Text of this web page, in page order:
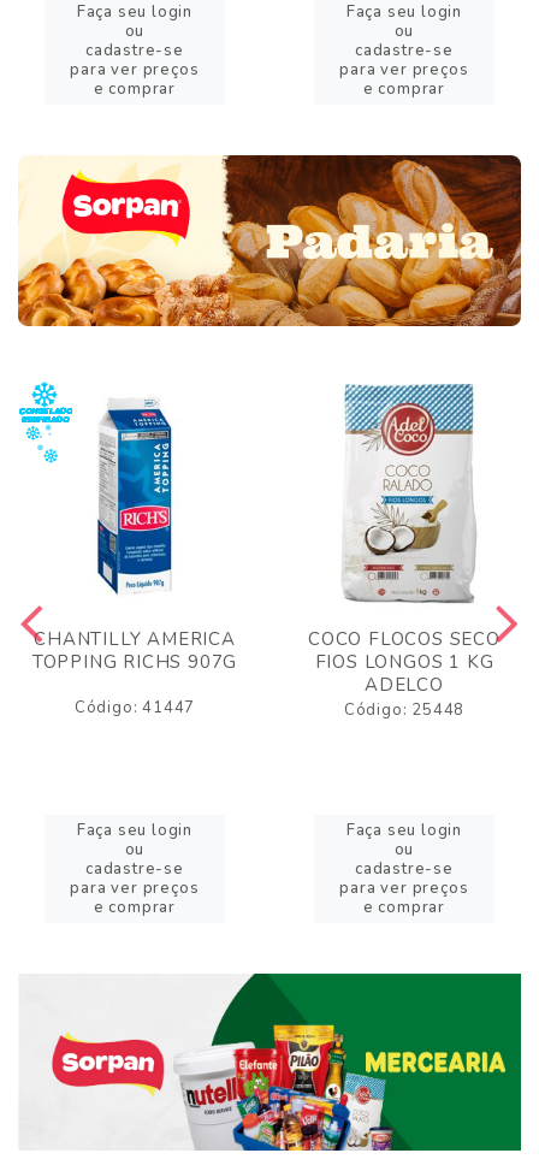
Faça seu login
ou
cadastre-se
para ver preços
e comprar
Faça seu login
ou
cadastre-se
para ver preços
e comprar
CHANTILLY AMERICA
TOPPING RICHS 907G
Código: 41447
Faça seu login
ou
cadastre-se
para ver preços
e comprar
COCO FLOCOS SECO
FIOS LONGOS 1 KG
ADELCO
Código: 25448
Faça seu login
ou
cadastre-se
para ver preços
e comprar